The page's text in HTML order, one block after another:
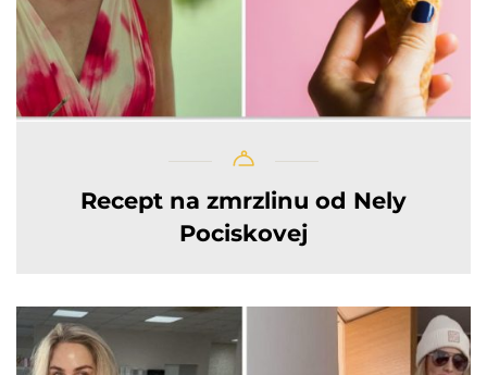
Recept na zmrzlinu od Nely
Pociskovej